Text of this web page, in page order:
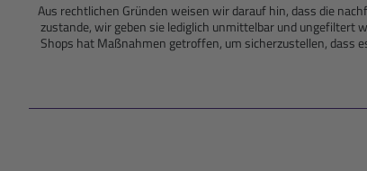
Aus rechtlichen Gründen weisen wir darauf hin, dass die
zustande, wir geben sie lediglich unmittelbar und ungefiltert
Shops hat Maßnahmen getroffen, um sicherzustellen, dass